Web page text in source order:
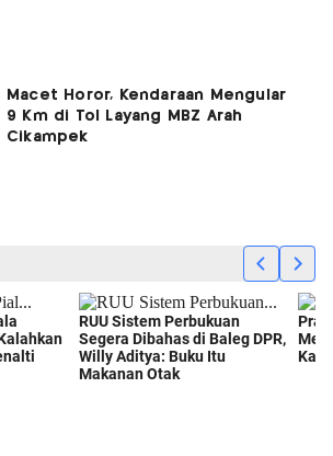
Macet Horor, Kendaraan Mengular
9 Km di Tol Layang MBZ Arah
Cikampek